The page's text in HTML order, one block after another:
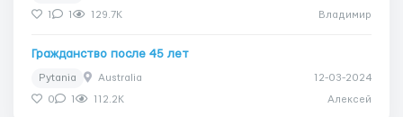
1 1 129.7K Владимир
Гражданство после 45 лет
Pytania Australia 12-03-2024
0 1 112.2K Алексей